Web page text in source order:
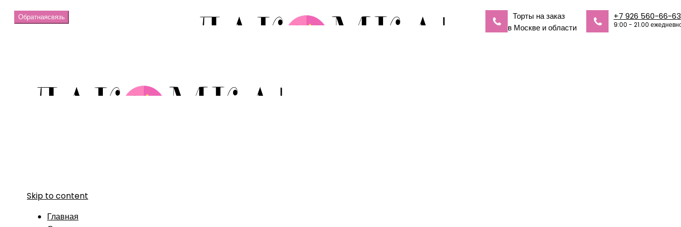
Обратнаясвязь +7 926 560-66-63
9:00 - 21.00
Торты на заказ
в Москве и области
Skip to content
Главная